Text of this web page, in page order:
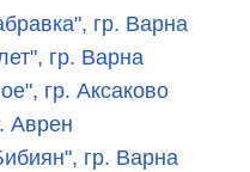
гр. Варна
гр. Варна
гр. Аксаково
Аврен
гр. Варна